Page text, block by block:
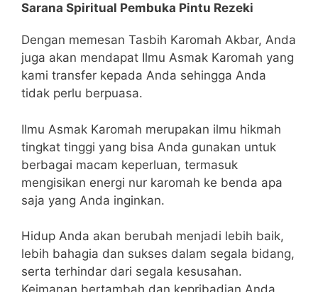
Sarana Spiritual Pembuka Pintu Rezeki
Dengan memesan Tasbih Karomah Akbar, Anda
juga akan mendapat Ilmu Asmak Karomah yang
kami transfer kepada Anda sehingga Anda
tidak perlu berpuasa.
Ilmu Asmak Karomah merupakan ilmu hikmah
tingkat tinggi yang bisa Anda gunakan untuk
berbagai macam keperluan, termasuk
mengisikan energi nur karomah ke benda apa
saja yang Anda inginkan.
Hidup Anda akan berubah menjadi lebih baik,
lebih bahagia dan sukses dalam segala bidang,
serta terhindar dari segala kesusahan.